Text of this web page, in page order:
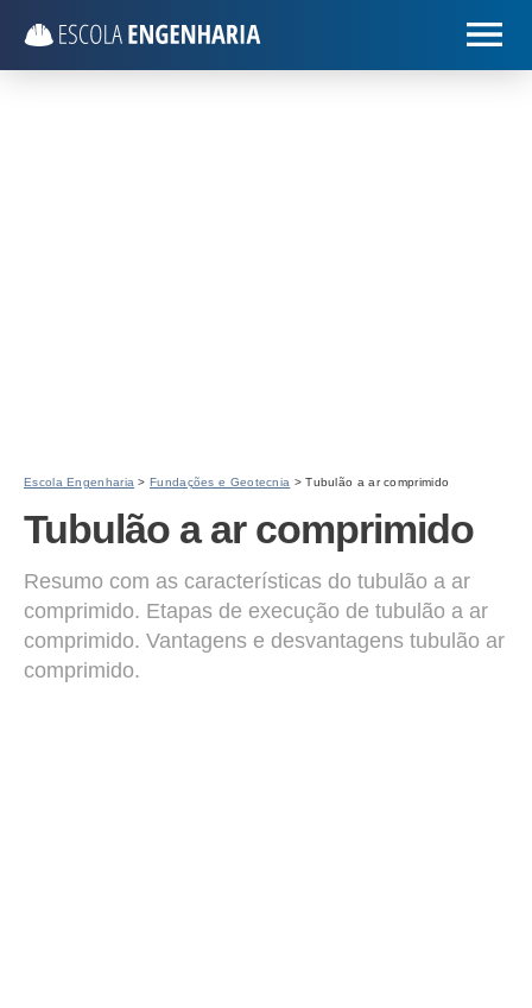
Escola Engenharia >Fundações e Geotecnia > Tubulão a ar comprimido
Tubulão a ar comprimido
Resumo com as características do tubulão a ar
comprimido. Etapas de execução de tubulão a ar
comprimido. Vantagens e desvantagens tubulão ar
comprimido.